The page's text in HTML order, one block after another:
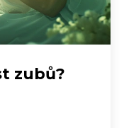
zubů?